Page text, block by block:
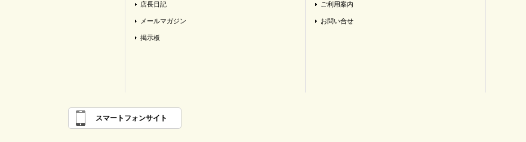
店長日記
メールマガジン
掲示板
ご利用案内
お問い合せ
スマートフォンサイト